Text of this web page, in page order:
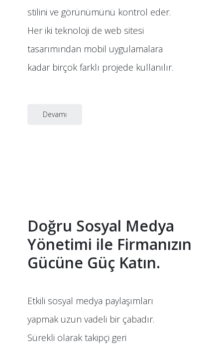
stilini ve görünümünü kontrol eder.
Her iki teknoloji de web sitesi
tasarımından mobil uygulamalara
kadar birçok farklı projede kullanılır.
Devamı
Doğru Sosyal Medya
Yönetimi ile Firmanızın
Gücüne Güç Katın.
Etkili sosyal medya paylaşımları
yapmak uzun vadeli bir çabadır.
Sürekli olarak takipçi geri